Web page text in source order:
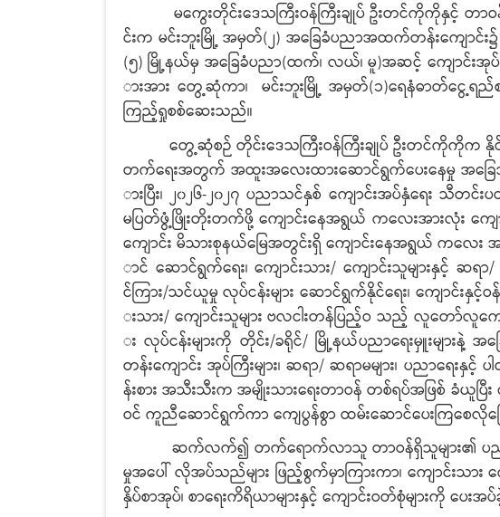
မကွေးတိုင်းဒေသကြီးဝန်ကြီးချုပ် ဦးတင်ကိုကိုနှင့် တာဝ
င်းက မင်းဘူးမြို့ အမှတ်(၂) အခြေခံပညာအထက်တန်းကျောင်း၌
(၅) မြို့နယ်မှ အခြေခံပညာ(ထက်၊ လယ်၊ မူ)အဆင့် ကျောင်းအုပ်
ားအား တွေ့ဆုံကာ၊ မင်းဘူးမြို့ အမှတ်(၁)ရေနံဓာတ်ငွေ့ရ
ကြည့်ရှုစစ်ဆေးသည်။
တွေ့ဆုံစဉ် တိုင်းဒေသကြီးဝန်ကြီးချုပ် ဦးတင်ကိုကိုက နိုင်
တက်ရေးအတွက် အထူးအလေးထားဆောင်ရွက်ပေးနေမှု အခြေအ
ားပြီး၊ ၂၀၂၆-၂၀၂၇ ပညာသင်နှစ် ကျောင်းအပ်နှံရေး သီတ
မပြတ်ဖွံ့ဖြိုးတိုးတက်ဖို့ ကျောင်းနေအရွယ် ကလေးအားလုံး ကျ
ကျောင်း မိသားစုနယ်မြေအတွင်းရှိ ကျောင်းနေအရွယ် ကလေး
ာင် ဆောင်ရွက်ရေး၊ ကျောင်းသား/ ကျောင်းသူများနှင့် ဆရာ/
င်ကြား/သင်ယူမှု လုပ်ငန်းများ ဆောင်ရွက်နိုင်ရေး၊ ကျောင်းနှင့်ဝ
းသား/ ကျောင်းသူများ ဗလငါးတန်ပြည့်ဝ သည့် လူတော်လူကေ
း လုပ်ငန်းများကို တိုင်း/ခရိုင်/ မြို့နယ်ပညာရေးမှူးများ
တန်းကျောင်း အုပ်ကြီးများ၊ ဆရာ/ ဆရာမများ၊ ပညာရေ
န်းစား အသီးသီးက အမျိုးသားရေးတာဝန် တစ်ရပ်အဖြစ် ခံယူပြီး
ဝင် ကူညီဆောင်ရွက်ကာ ကျေပွန်စွာ ထမ်းဆောင်ပေးကြစေလိုကြ
ဆက်လက်၍ တက်ရောက်လာသူ တာဝန်ရှိသူများ၏ ပညာရေး
မှုအပေါ် လိုအပ်သည်များ ဖြည့်စွက်မှာကြားကာ၊ ကျောင်းသား
နှိပ်စာအုပ်၊ စာရေးကိရိယာများနှင့် ကျောင်းဝတ်စုံများကို ပေး